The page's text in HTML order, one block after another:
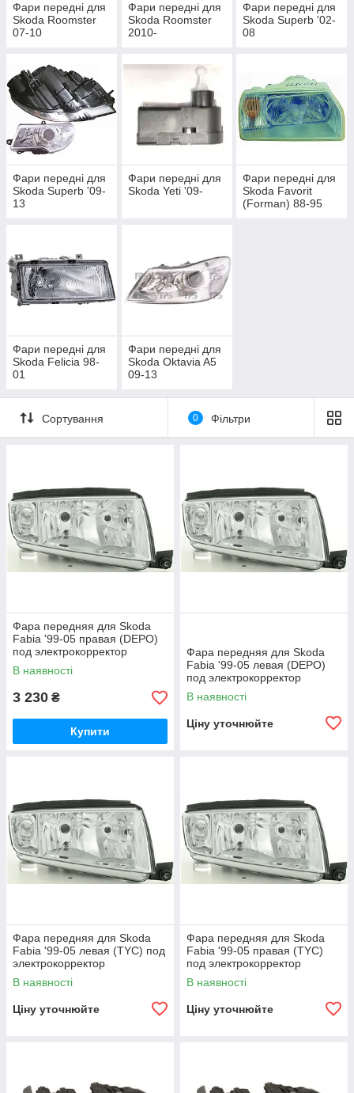
Фари передні для
Skoda Roomster
07-10
Фари передні для
Skoda Roomster
2010-
Фари передні для
Skoda Superb '02-
08
Фари передні для
Skoda Superb '09-
13
Фари передні для
Skoda Yeti '09-
Фари передні для
Skoda Favorit
(Forman) 88-95
Фари передні для
Skoda Felicia 98-
01
Фари передні для
Skoda Oktavia A5
09-13
Сортування 0 Фільтри
Фара передняя для Skoda
Fabia '99-05 правая (DEPO)
под электрокорректор
В наявності
3 230 ₴
Купити
Фара передняя для Skoda
Fabia '99-05 левая (DEPO)
под электрокорректор
В наявності
Ціну уточнюйте
Фара передняя для Skoda
Fabia '99-05 левая (TYC) под
электрокорректор
В наявності
Ціну уточнюйте
Фара передняя для Skoda
Fabia '99-05 правая (TYC)
под электрокорректор
В наявності
Ціну уточнюйте